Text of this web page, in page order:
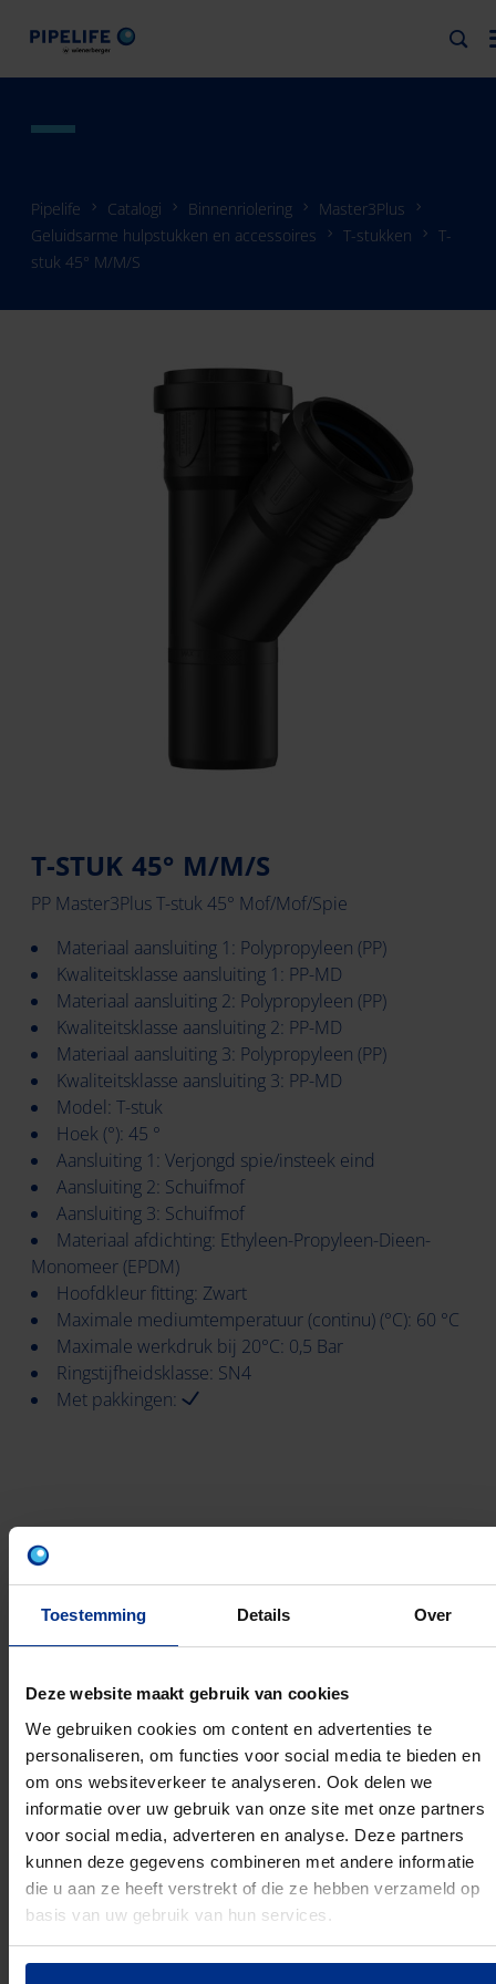
Toestemming Details Over
Deze website maakt gebruik van cookies
We gebruiken cookies om content en advertenties te
personaliseren, om functies voor social media te bieden en
om ons websiteverkeer te analyseren. Ook delen we
informatie over uw gebruik van onze site met onze partners
voor social media, adverteren en analyse. Deze partners
kunnen deze gegevens combineren met andere informatie
die u aan ze heeft verstrekt of die ze hebben verzameld op
basis van uw gebruik van hun services.
Pipelife Catalogi Binnenriolering
Master3Plus
Geluidsarme hulpstukken en accessoires
T-stukken
T-
stuk 45° M/M/S
T-STUK 45° M/M/S
PP Master3Plus T-stuk 45° Mof/Mof/Spie
Materiaal aansluiting 1: Polypropyleen (PP)
Kwaliteitsklasse aansluiting 1: PP-MD
Materiaal aansluiting 2: Polypropyleen (PP)
Kwaliteitsklasse aansluiting 2: PP-MD
Materiaal aansluiting 3: Polypropyleen (PP)
Kwaliteitsklasse aansluiting 3: PP-MD
Model: T-stuk
Hoek (°): 45 °
Aansluiting 1: Verjongd spie/insteek eind
Aansluiting 2: Schuifmof
Aansluiting 3: Schuifmof
Materiaal afdichting: Ethyleen-Propyleen-Dieen-
Monomeer (EPDM)
Hoofdkleur fitting: Zwart
Maximale mediumtemperatuur (continu) (°C): 60 °C
Maximale werkdruk bij 20°C: 0,5 Bar
Ringstijfheidsklasse: SN4
Met pakkingen:
PRODUCTEN
Artikelnummer
3496102866 5905485471497 32 mm
3496103123 5905485460736 40 mm
3496102637 5905485466172 40 mm
3496103125 5905485460767 50 mm